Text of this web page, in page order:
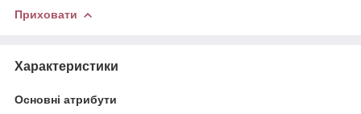
Приховати
Характеристики
Основні атрибути